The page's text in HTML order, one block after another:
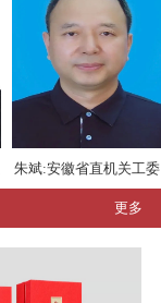
朱斌:安徽省直机关工委
更多